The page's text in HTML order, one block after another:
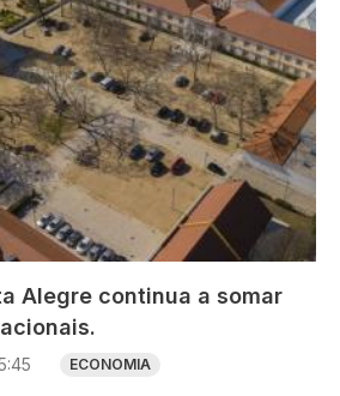
Alegre continua a somar
ECONOMIA